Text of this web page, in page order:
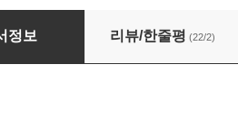
의 DOGE(정부효율부)
정보 리뷰/한줄평 (22/2)